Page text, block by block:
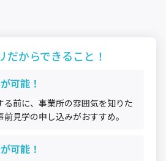
だからできること！
可能！
る前に、事業所の雰囲気を知りた
前見学の申し込みがおすすめ。
可能！